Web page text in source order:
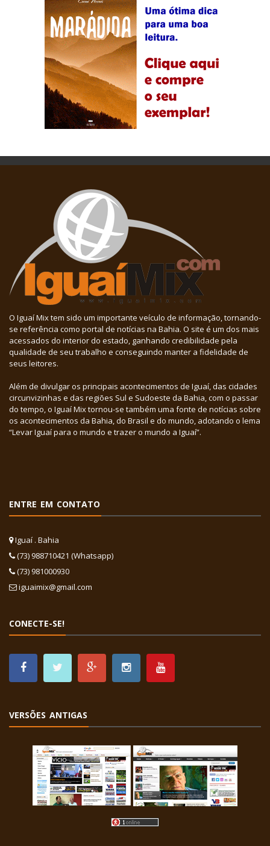
O Iguaí Mix tem sido um importante veículo de informação, tornando-
se referência como portal de notícias na Bahia. O site é um dos mais
acessados do interior do estado, ganhando credibilidade pela
qualidade de seu trabalho e conseguindo manter a fidelidade de
seus leitores.
Além de divulgar os principais acontecimentos de Iguaí, das cidades
circunvizinhas e das regiões Sul e Sudoeste da Bahia, com o passar
do tempo, o Iguaí Mix tornou-se também uma fonte de notícias sobre
os acontecimentos da Bahia, do Brasil e do mundo, adotando o lema
“Levar Iguaí para o mundo e trazer o mundo a Iguaí”.
ENTRE EM CONTATO
Iguaí . Bahia
(73) 988710421 (Whatsapp)
(73) 981000930
iguaimix@gmail.com
CONECTE-SE!
VERSÕES ANTIGAS